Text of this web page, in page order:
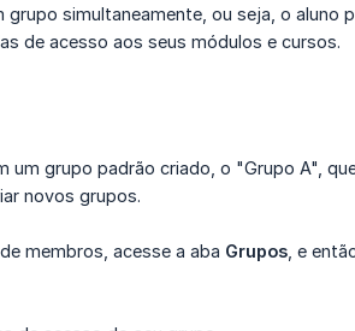
simultaneamente, ou seja, o
de acesso aos seus módulos e cursos.
um grupo padrão criado, o "Grupo A",
novos grupos.
membros, acesse a aba Grupos , e